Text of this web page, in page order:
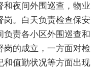
夜间外围巡查，物业
岗。白天负责检查保安
负责各小区外围巡查和
岗的成立，一方面对检
和值勤状况等方面出现